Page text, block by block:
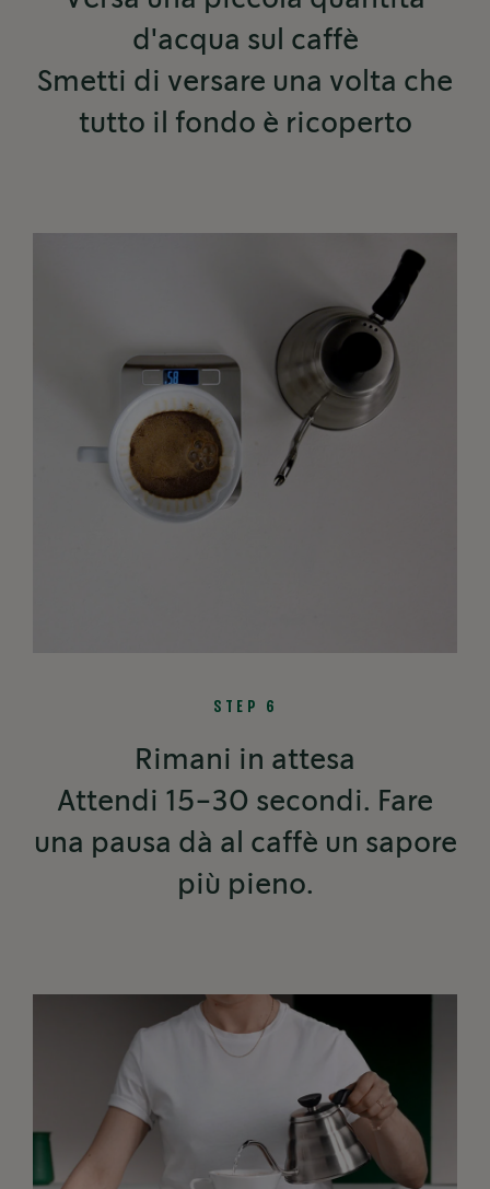
d'acqua sul caffè
Smetti di versare una volta che
tutto il fondo è ricoperto
STEP 6
Rimani in attesa
Attendi 15-30 secondi. Fare
una pausa dà al caffè un sapore
più pieno.